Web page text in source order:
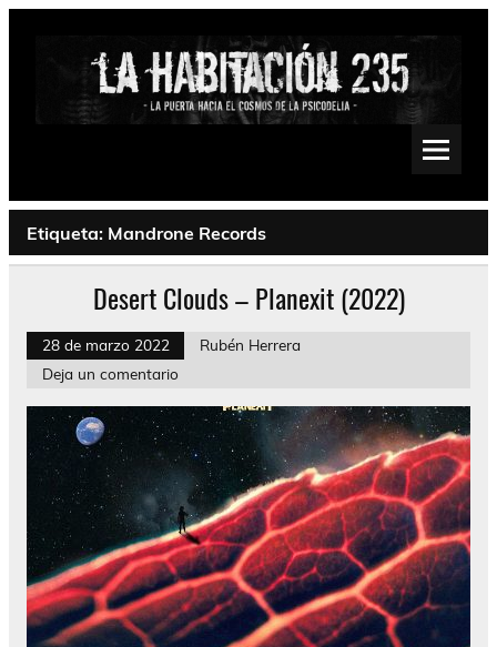
Saltar
Psychedelic, Stoner, Doom, Sludge, Fuzz, Space, Drone
Etiqueta: Mandrone Records
Desert Clouds – Planexit (2022)
28 de marzo 2022
Rubén Herrera
Deja un comentario